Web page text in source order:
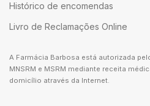
Histórico de encomendas
Livro de Reclamações Online
A Farmácia Barbosa está autorizada
MNSRM e MSRM mediante receita
domicílio através da Internet.